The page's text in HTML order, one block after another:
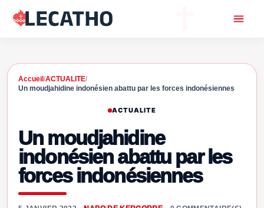
Accueil /ACTUALITE/
Un moudjahidine indonésien abattu par les forces indonésiennes
ACTUALITE
Un moudjahidine
indonésien abattu par les
forces indonésiennes